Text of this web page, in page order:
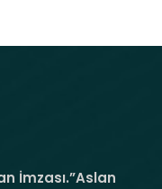
İmzası.”Aslan